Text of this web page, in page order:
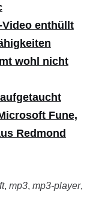
Video enthüllt
wohl nicht
Fune,
Redmond
, mp3, mp3-player,